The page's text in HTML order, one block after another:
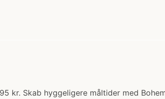
kr. Skab hyggeligere måltider med